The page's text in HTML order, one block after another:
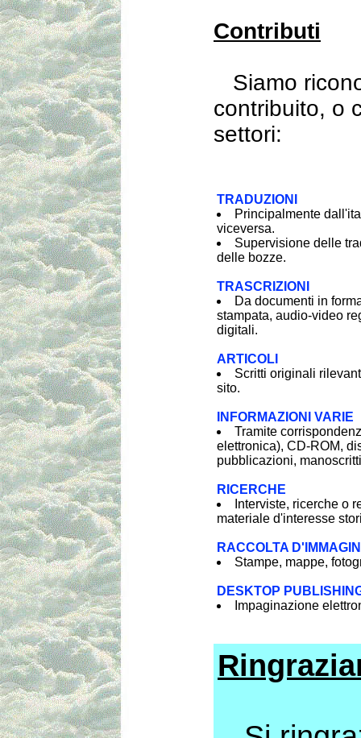
Contributi
Siamo
contribuito, o
settori:
TRADUZIONI
Principalmente
viceversa.
Supervisione delle
delle bozze.
TRASCRIZIONI
Da documenti in
stampata, audio-video
digitali.
ARTICOLI
Scritti originali
sito.
INFORMAZIONI VARIE
Tramite
elettronica), CD-ROM,
pubblicazioni,
RICERCHE
Interviste, ricerche o
materiale d'interesse
RACCOLTA
Stampe, mappe,
DESKTOP
Impaginazione